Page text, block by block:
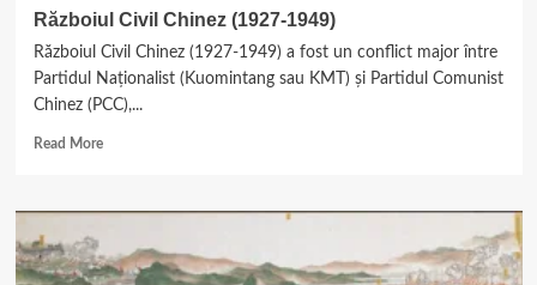
Războiul Civil Chinez (1927-1949)
Războiul Civil Chinez (1927-1949) a fost un conflict major între
Partidul Naționalist (Kuomintang sau KMT) și Partidul Comunist
Chinez (PCC),...
Read MoreRead
Războiul
Chinez
(1927-